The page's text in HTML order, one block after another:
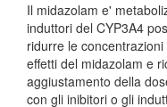
Il midazolam e'
induttori del CYP3A4
ridurre le
effetti del midazolam e
aggiustamento della
con gli inibitori o gli